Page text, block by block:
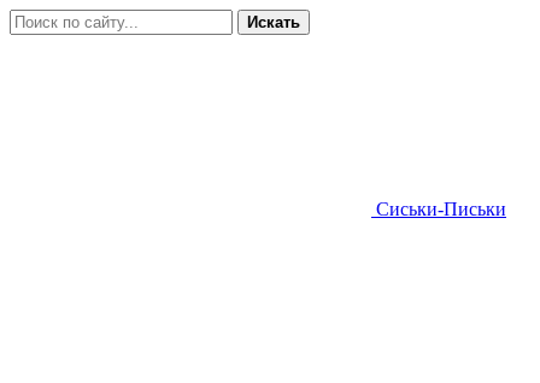
Искать
Сиськи-Письки